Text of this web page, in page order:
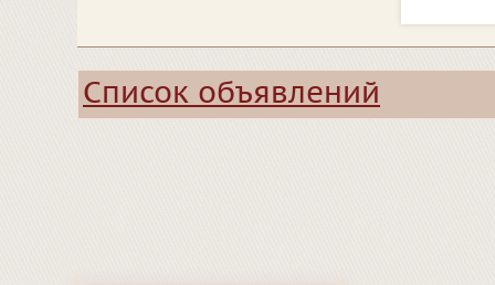
Список объявлений